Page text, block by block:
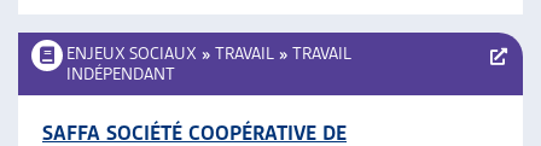
ENJEUX SOCIAUX » TRAVAIL » TRAVAIL
INDÉPENDANT
SAFFA SOCIÉTÉ COOPÉRATIVE DE